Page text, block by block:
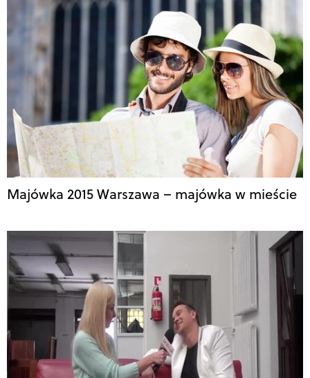
Majówka 2015 Warszawa – majówka w mieście